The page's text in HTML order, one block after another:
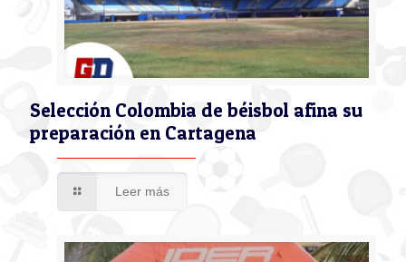
Selección Colombia de béisbol afina su
preparación en Cartagena
Leer más